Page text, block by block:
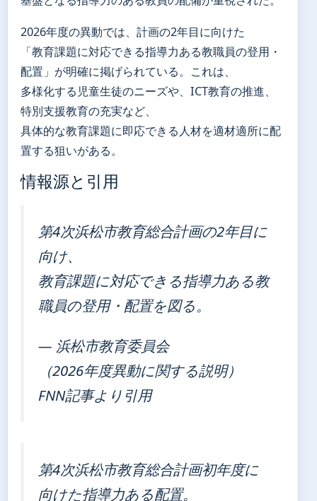
2026年度の異動では、計画の2年目に向けた
「教育課題に対応できる指導力ある教職員の登用・
配置」が明確に掲げられている。これは、
多様化する児童生徒のニーズや、ICT教育の推進、
特別支援教育の充実など、
具体的な教育課題に即応できる人材を適材適所に配
置する狙いがある。
情報源と引用
第4次浜松市教育総合計画の2年目に
向け、
教育課題に対応できる指導力ある教
職員の登用・配置を図る。
— 浜松市教育委員会
（2026年度異動に関する説明）
FNN記事より引用
第4次浜松市教育総合計画初年度に
向けた指導力ある配置。